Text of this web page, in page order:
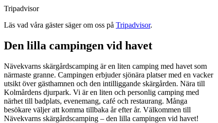
Tripadvisor
Läs vad våra gäster säger om oss på Tripadvisor.
Den lilla campingen vid havet
Nävekvarns skärgårdscamping är en liten camping med havet som
närmaste granne. Campingen erbjuder sjönära platser med en vacker
utsikt över gästhamnen och den intilliggande skärgården. Nära till
Kolmårdens djurpark. Vi är en liten och personlig camping med
närhet till badplats, evenemang, café och restaurang. Många
besökare väljer att komma tillbaka år efter år. Välkommen till
Nävekvarns skärgårdscamping – den lilla campingen vid havet!